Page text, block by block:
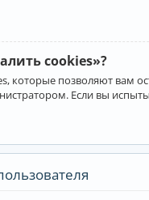
cookies»?
которые позволяют вам
Если вы